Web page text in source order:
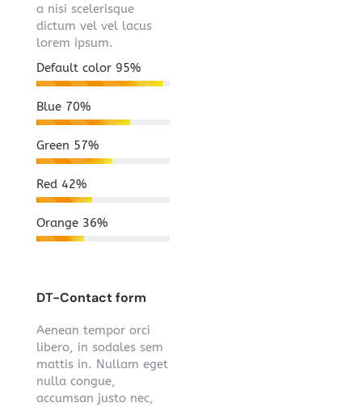
a nisi scelerisque
dictum vel vel lacus
lorem ipsum.
Default color 95%
Blue 70%
Green 57%
Red 42%
Orange 36%
DT-Contact form
Aenean tempor orci
libero, in sodales sem
mattis in. Nullam eget
nulla congue,
accumsan justo nec,